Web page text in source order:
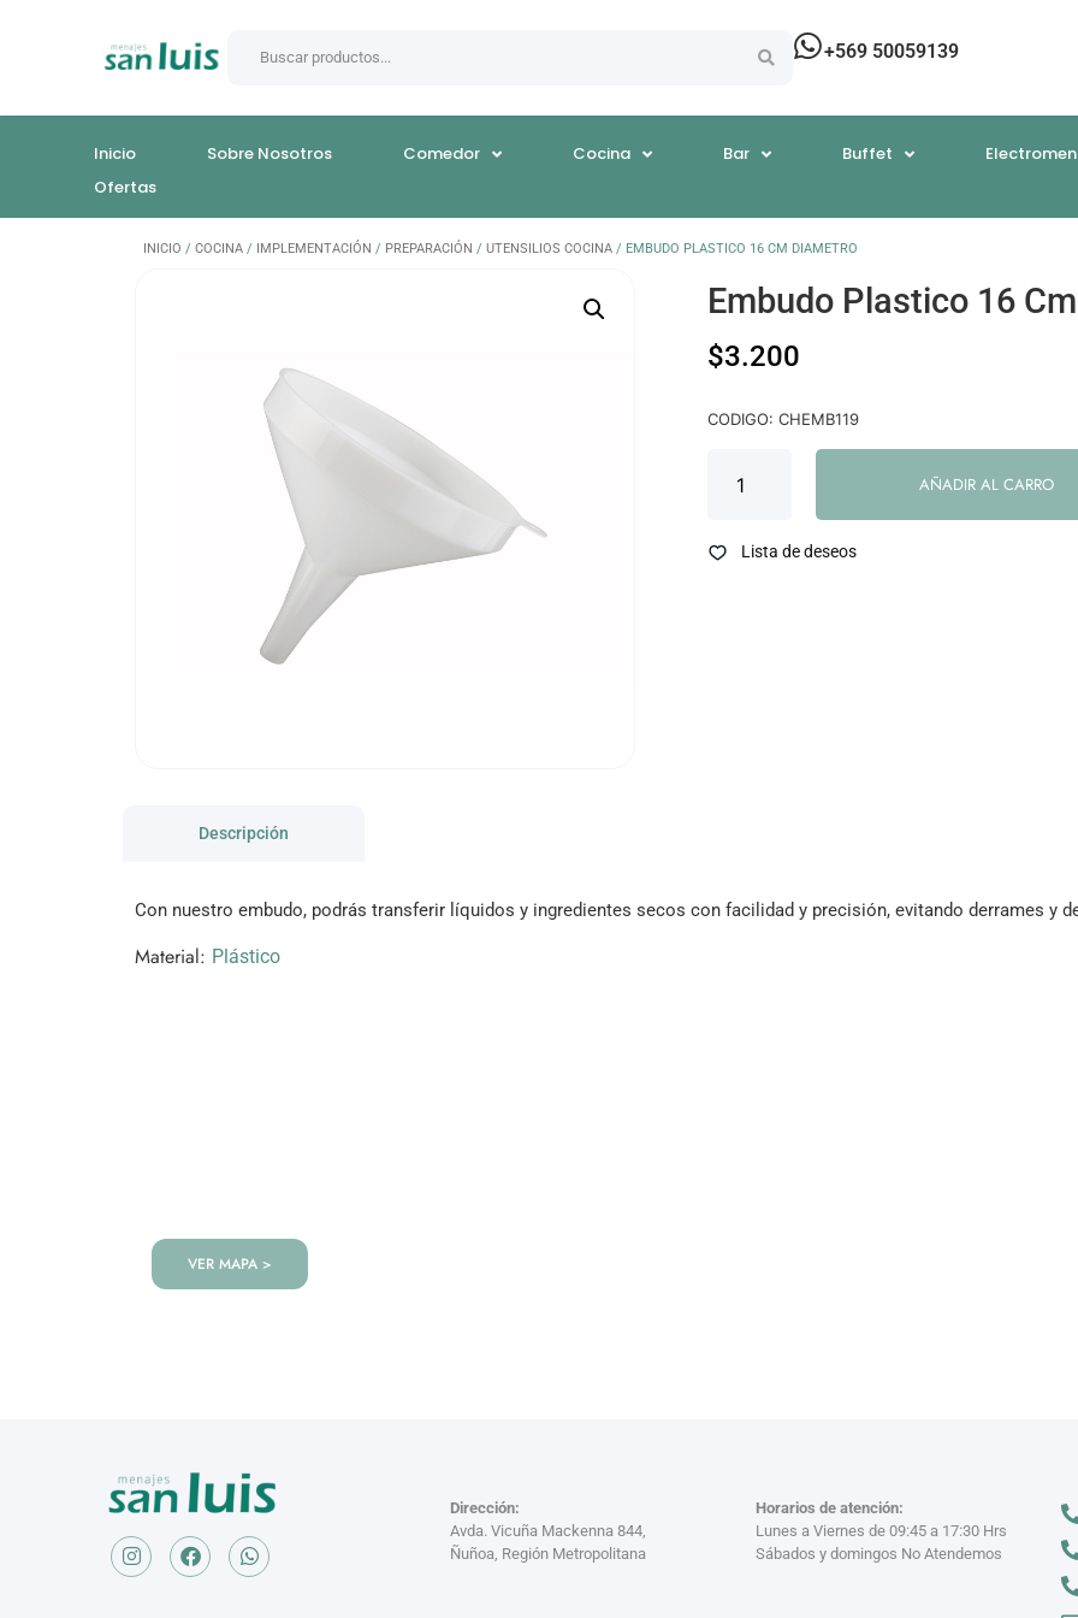
+569 50059139
Inicio Sobre Nosotros Comedor Cocina Bar Buffet
Ofertas
INICIO / COCINA / IMPLEMENTACIÓN / PREPARACIÓN / UTENSILIOS COCINA / EMBUDO PLASTICO 16 CM DIAMETRO
Embudo Plastico 16
$3.200
CODIGO: CHEMB119
AÑADIR AL CARRO
Lista de deseos
Descripción
Con nuestro embudo, podrás transferir líquidos y ingredientes secos con facilidad y precisión, evitando derrames y
Material: Plástico
VER MAPA >
Dirección:
Avda. Vicuña Mackenna 844,
Ñuñoa, Región Metropolitana
Horarios de atención:
Lunes a Viernes de 09:45 a 17:30 Hrs
Sábados y domingos No Atendemos